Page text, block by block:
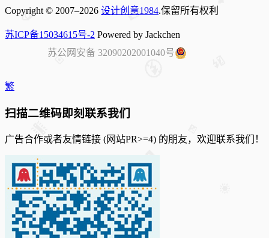
Copyright © 2007–2026 设计创意1984.保留所有权利
苏ICP备15034615号-2 Powered by Jackchen
苏公网安备 32090202001040号
繁
扫描二维码即刻联系我们
广告合作或者友情链接 (网站PR>=4) 的朋友，欢迎联系我们！